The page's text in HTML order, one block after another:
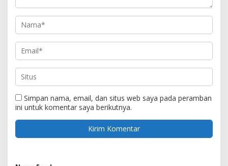
Simpan nama, email, dan situs web saya pada peramban
ini untuk komentar saya berikutnya.